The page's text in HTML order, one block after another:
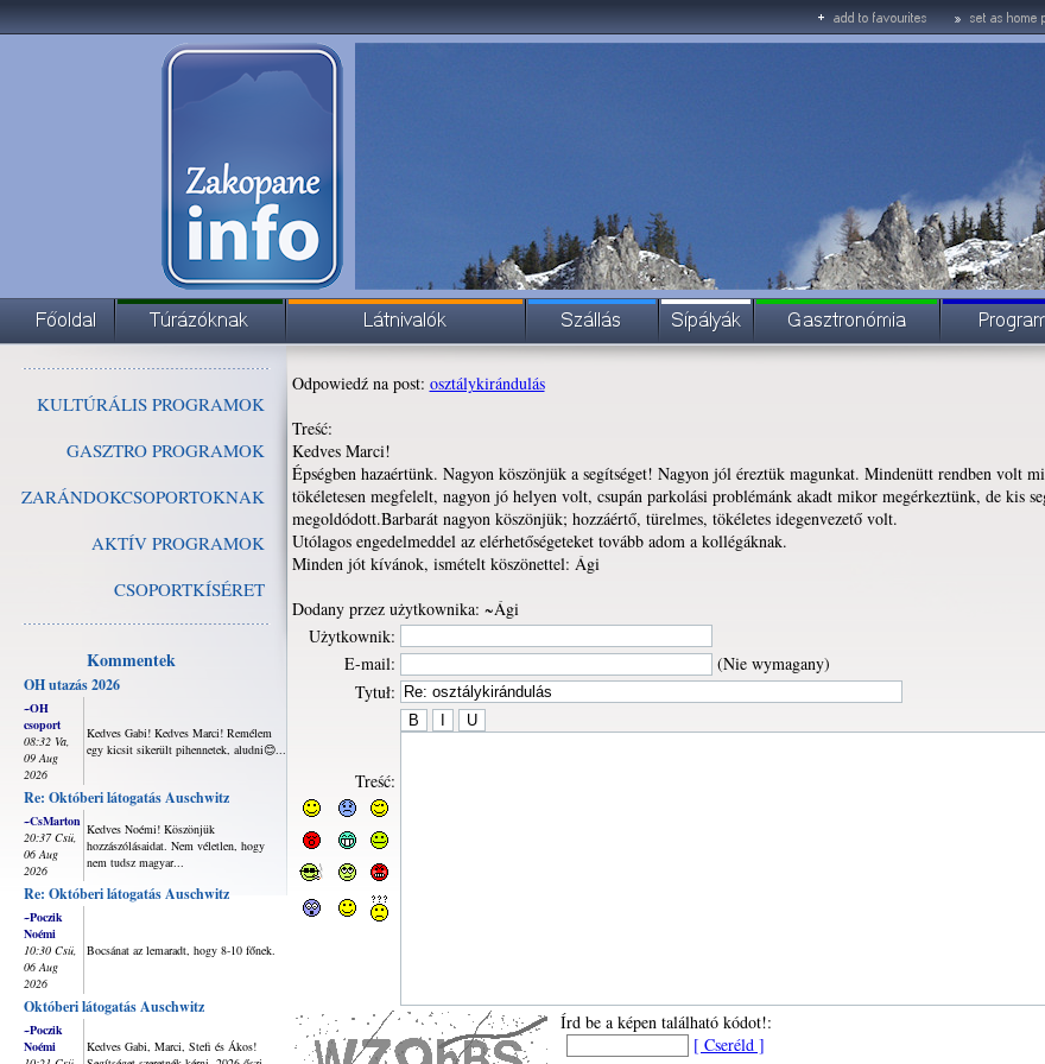
KULTÚRÁLIS PROGRAMOK
GASZTRO PROGRAMOK
ZARÁNDOKCSOPORTOKNAK
AKTÍV PROGRAMOK
CSOPORTKÍSÉRET
Kommentek
OH utazás 2026
~OH
csoport
08:32 Va,
09 Aug
2026
Kedves Gabi! Kedves Marci! Remélem
egy kicsit sikerült pihennetek, aludni😊...
Re: Októberi látogatás Auschwitz
~CsMarton
20:37 Csü,
06 Aug
2026
Kedves Noémi! Köszönjük
hozzászólásaidat. Nem véletlen, hogy
nem tudsz magyar...
Re: Októberi látogatás Auschwitz
~Poczik
Noémi
10:30 Csü,
06 Aug
2026
Bocsánat az lemaradt, hogy 8-10 főnek.
Októberi látogatás Auschwitz
~Poczik
Noémi
Kedves Gabi, Marci, Stefi és Ákos!
Odpowiedź na post: osztálykirándulás
Treść:
Kedves Marci!
Épségben hazaértünk. Nagyon köszönjük a segítséget! Nagyon jól éreztük magunkat. Mindenütt rendben volt
tökéletesen megfelelt, nagyon jó helyen volt, csupán parkolási problémánk akadt mikor megérkeztünk, de kis
megoldódott.Barbarát nagyon köszönjük; hozzáértő, türelmes, tökéletes idegenvezető volt.
Utólagos engedelmeddel az elérhetőségeteket tovább adom a kollégáknak.
Minden jót kívánok, ismételt köszönettel: Ági
Dodany przez użytkownika: ~Ági
Użytkownik:
E-mail:
(Nie wymagany)
Tytuł:
Treść:
Írd be a képen található kódot!:
[ Cseréld ]